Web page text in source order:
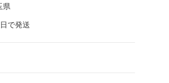
県
で発送